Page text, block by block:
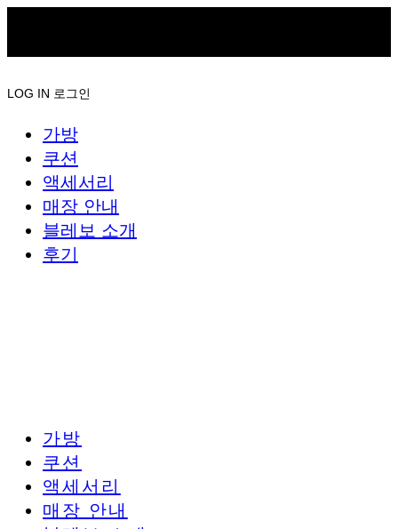
LOG IN 로그인
가방
쿠션
액세서리
매장 안내
블레보 소개
후기
가방
쿠션
액세서리
매장 안내